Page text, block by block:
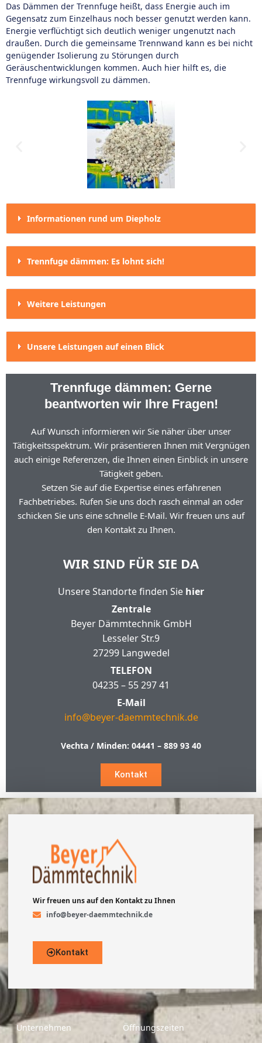
Das Dämmen der Trennfuge heißt, dass Energie auch im
Gegensatz zum Einzelhaus noch besser genutzt werden kann.
Energie verflüchtigt sich deutlich weniger ungenutzt nach
draußen. Durch die gemeinsame Trennwand kann es bei nicht
genügender Isolierung zu Störungen durch
Geräuschentwicklungen kommen. Auch hier hilft es, die
Trennfuge wirkungsvoll zu dämmen.
Informationen rund um Diepholz
Trennfuge dämmen: Es lohnt sich!
Weitere Leistungen
Unsere Leistungen auf einen Blick
Trennfuge dämmen: Gerne
beantworten wir Ihre Fragen!
Auf Wunsch informieren wir Sie näher über unser
Tätigkeitsspektrum. Wir präsentieren Ihnen mit Vergnügen
auch einige Referenzen, die Ihnen einen Einblick in unsere
Tätigkeit geben.
Setzen Sie auf die Expertise eines erfahrenen
Fachbetriebes. Rufen Sie uns doch rasch einmal an oder
schicken Sie uns eine schnelle E-Mail. Wir freuen uns auf
den Kontakt zu Ihnen.
WIR SIND FÜR SIE DA
Unsere Standorte finden Sie hier
Zentrale
Beyer Dämmtechnik GmbH
Lesseler Str.9
27299 Langwedel
TELEFON
04235 – 55 297 41
E-Mail
info@beyer-daemmtechnik.de
Vechta / Minden: 04441 – 889 93 40
Kontakt
Wir freuen uns auf den Kontakt zu Ihnen
info@beyer-daemmtechnik.de
Kontakt
Unternehmen Öffnungszeiten